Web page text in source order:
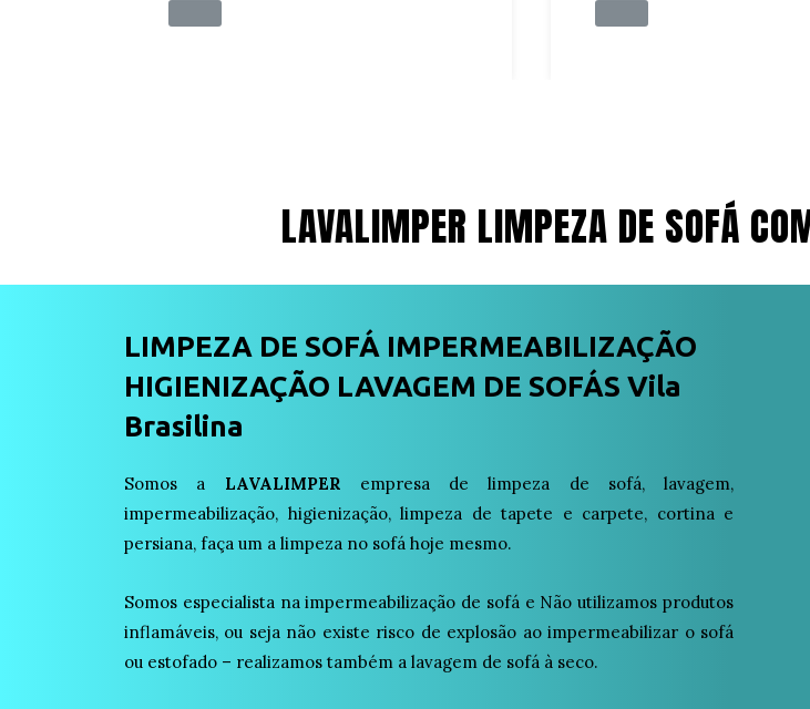
LAVALIMPER LIMPEZA DE SOFÁ
LIMPEZA DE SOFÁ IMPERMEABILIZAÇÃO
HIGIENIZAÇÃO LAVAGEM DE SOFÁS Vila
Brasilina
Somos a LAVALIMPER empresa de limpeza de sofá, lavagem,
impermeabilização, higienização, limpeza de tapete e carpete, cortina e
persiana, faça um a limpeza no sofá hoje mesmo.
Somos especialista na impermeabilização de sofá e Não utilizamos produtos
inflamáveis, ou seja não existe risco de explosão ao impermeabilizar o sofá
ou estofado – realizamos também a lavagem de sofá à seco.